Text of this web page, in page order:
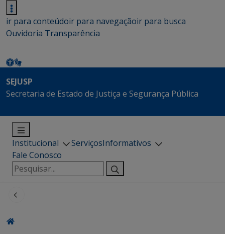
ir para conteúdoir para navegaçãoir para busca
Ouvidoria Transparência
SEJUSP
Secretaria de Estado de Justiça e Segurança Pública
Institucional ServiçosInformativos
Fale Conosco
Pesquisar
por: